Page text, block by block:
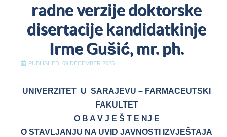
radne verzije doktorske
disertacije kandidatkinje
Irme Gušić, mr. ph.
PUBLISHED: 09 DECEMBER 2025
UNIVERZITET U SARAJEVU – FARMACEUTSKI
FAKULTET
O B A V J E Š T E NJ E
O STAVLJANJU NA UVID JAVNOSTI IZVJEŠTAJA